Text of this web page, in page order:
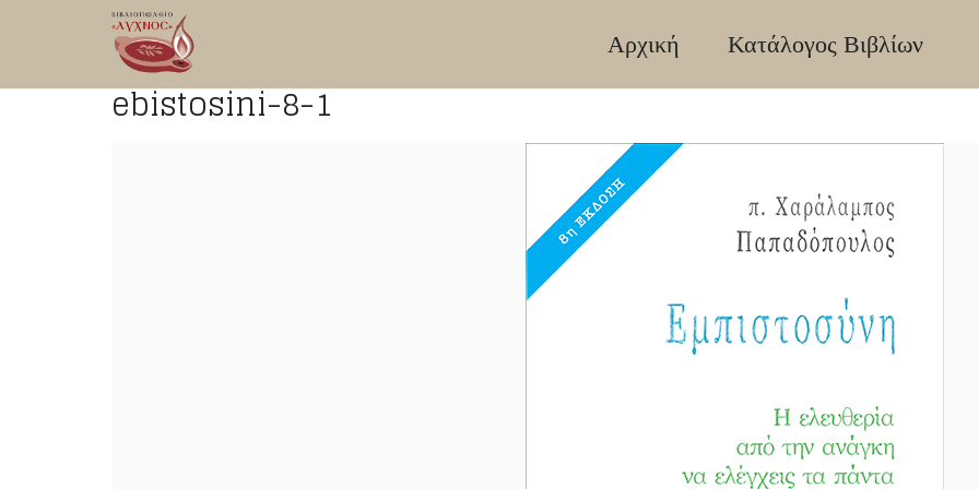
Αρχική Κατάλογος Βιβλίων
ebistosini-8-1